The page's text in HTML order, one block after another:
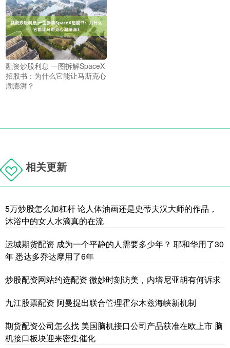
融资炒股利息 一图拆解SpaceX
招股书：为什么它能让马斯克心
潮澎湃？
相关更新
5万炒股怎么加杠杆 论人体油画还是史蒂夫汉大师的作品，
沐浴中的女人水滴真的在流
运城期货配资 成为一个平静的人需要多少年？ 耶和华用了30
年 悉达多乔达摩用了6年
炒股配资网站约选配资 微妙时刻访美，内塔尼亚胡有何诉求
九江股票配资 阿曼提出联合管理霍尔木兹海峡新机制
期货配资公司怎么找 美国脑机接口公司产品获准在欧上市 脑
机接口板块迎来密集催化